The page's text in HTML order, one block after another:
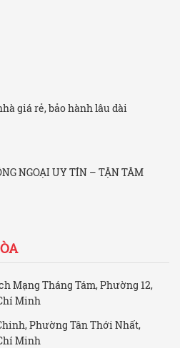
giá rẻ, bảo hành lâu dài
NGOẠI UY TÍN – TẬN TÂM
Mạng Tháng Tám, Phường 12,
Minh
Phường Tân Thới Nhất,
Minh